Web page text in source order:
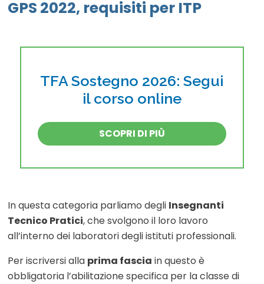
GPS 2022, requisiti per ITP
TFA Sostegno 2026: Segui
il corso online
SCOPRI DI PIÙ
In questa categoria parliamo degli Insegnanti
Tecnico Pratici, che svolgono il loro lavoro
all’interno dei laboratori degli istituti professionali.
Per iscriversi alla prima fascia in questo è
obbligatoria l’abilitazione specifica per la classe di